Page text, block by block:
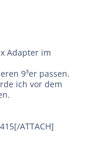
Adapter im
9³er passen.
ich vor dem
ATTACH]